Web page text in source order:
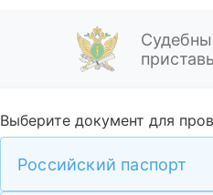
Выберите документ для
Российский паспорт